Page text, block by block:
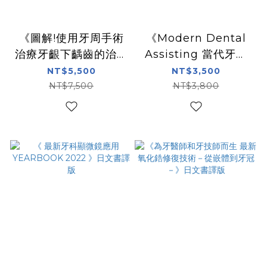
《圖解!使用牙周手術
治療牙齦下齲齒的治療
步驟》日文書譯版
NT$5,500
NT$7,500
《Modern Dental
Assisting 當代牙科
輔助學》中文書
NT$3,500
NT$3,800